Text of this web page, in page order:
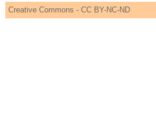
Creative Commons - CC BY-NC-ND